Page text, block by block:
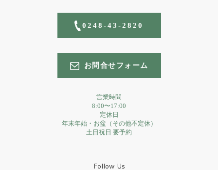
0248-43-2820
お問合せフォーム
営業時間
8:00〜17:00
定休日
年末年始・お盆（その他不定休）
土日祝日 要予約
Follow Us